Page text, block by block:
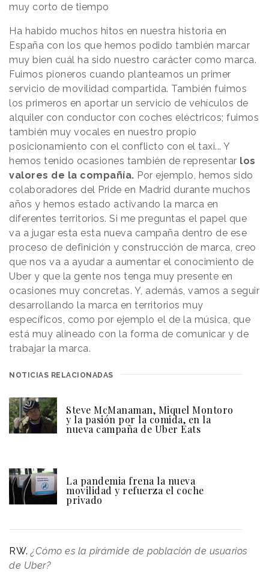
muy corto de tiempo
Ha habido muchos hitos en nuestra historia en
España con los que hemos podido también marcar
muy bien cuál ha sido nuestro carácter como marca.
Fuimos pioneros cuando planteamos un primer
servicio de movilidad compartida. También fuimos
los primeros en aportar un servicio de vehículos de
alquiler con conductor con coches eléctricos; fuimos
también muy vocales en nuestro propio
posicionamiento con el conflicto con el taxi... Y
hemos tenido ocasiones también de representar los
valores de la compañía. Por ejemplo, hemos sido
colaboradores del Pride en Madrid durante muchos
años y hemos estado activando la marca en
diferentes territorios. Si me preguntas el papel que
va a jugar esta esta nueva campaña dentro de ese
proceso de definición y construcción de marca, creo
que nos va a ayudar a aumentar el conocimiento de
Uber y que la gente nos tenga muy presente en
ocasiones muy concretas. Y, además, vamos a seguir
desarrollando la marca en territorios muy
específicos, como por ejemplo el de la música, que
está muy alineado con la forma de comunicar y de
trabajar la marca.
NOTICIAS RELACIONADAS
Steve McManaman, Miquel Montoro
y la pasión por la comida, en la
nueva campaña de Uber Eats
La pandemia frena la nueva
movilidad y refuerza el coche
privado
RW. ¿Cómo es la pirámide de población de usuarios
de Uber?